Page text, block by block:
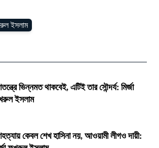
ইসলাম
ভিন্নমত থাকবেই, এটিই তার সৌন্দর্য: মির্জা
ইসলাম
কেবল শেখ হাসিনা নয়, আওয়ামী লীগও দায়ী: